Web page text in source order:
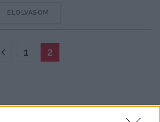
ELOLVASOM
1 2